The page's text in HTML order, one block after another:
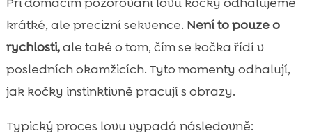
krátké, ale precizní sekvence. Není to pouze o
rychlosti,ale také o tom, čím se kočka řídí v
posledních okamžicích. Tyto momenty odhalují,
jak kočky instinktivně pracují s obrazy.
Typický proces lovu vypadá následovně: